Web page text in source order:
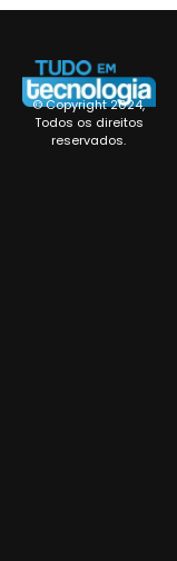
© Copyright 2024,
Todos os direitos
reservados.